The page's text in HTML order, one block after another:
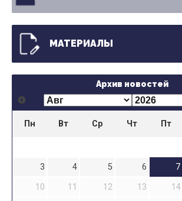
МАТЕРИАЛЫ
Архив новостей
Пн Вт Ср Чт Пт
3
4 5 6 7
10
11 12 13 14